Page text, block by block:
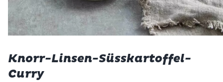
Knorr-Linsen-Süsskartoffel-
Curry